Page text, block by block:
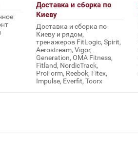
Доставка и сборка по
Киеву
Доставка и сборка по
Киеву и рядом,
тренажеров FitLogic, Spirit,
Aerostream, Vigor,
Generation, OMA Fitness,
Fitland, NordicTrack,
ProForm, Reebok, Fitex,
Impulse, Everfit, Toorx